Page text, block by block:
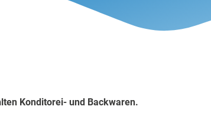
Konditorei- und Backwaren.